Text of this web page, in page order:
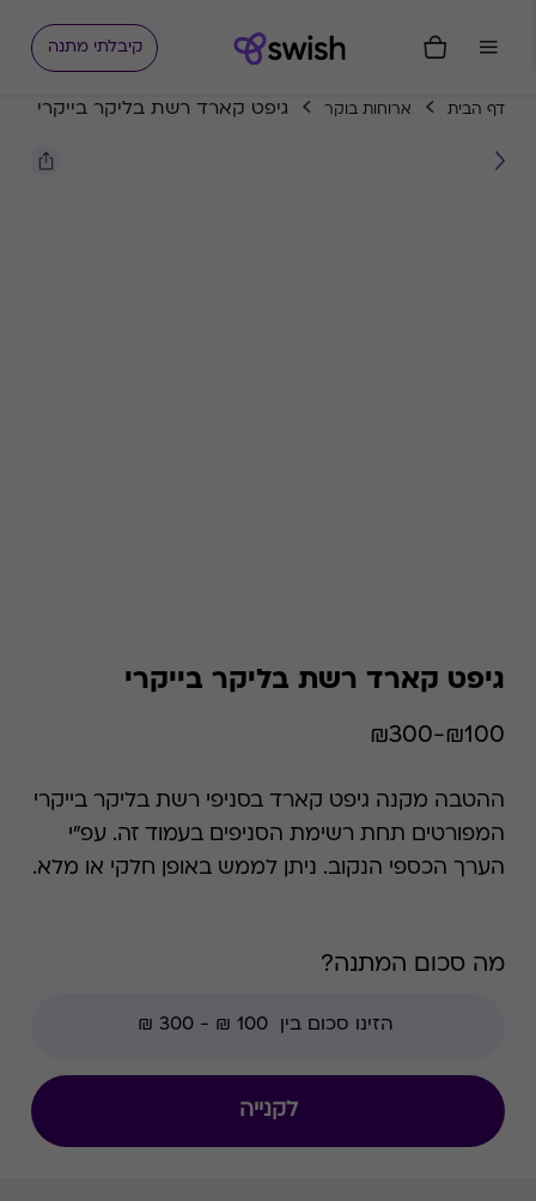
קיבלתי מתנה
דף הבית ארוחות בוקר גיפט קארד רשת בליקר בייקרי
גיפט קארד רשת בליקר בייקרי
₪100-₪300
ההטבה מקנה גיפט קארד בסניפי רשת בליקר בייקרי
המפורטים תחת רשימת הסניפים בעמוד זה. עפ"י
הערך הכספי הנקוב. ניתן לממש באופן חלקי או מלא.
מה סכום המתנה?
לקנייה